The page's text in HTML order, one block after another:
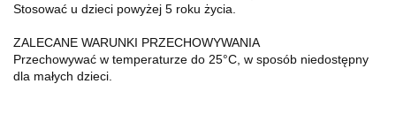
Stosować u dzieci powyżej 5 roku życia.
ZALECANE WARUNKI PRZECHOWYWANIA
Przechowywać w temperaturze do 25°C, w sposób niedostępny
dla małych dzieci.